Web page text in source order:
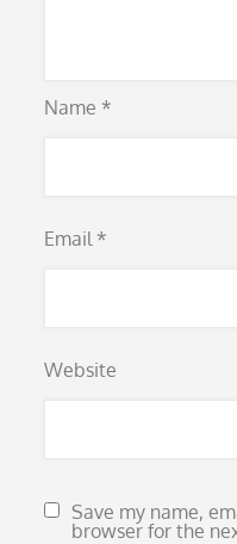
Name *
Email *
Website
Save my name,
browser for the